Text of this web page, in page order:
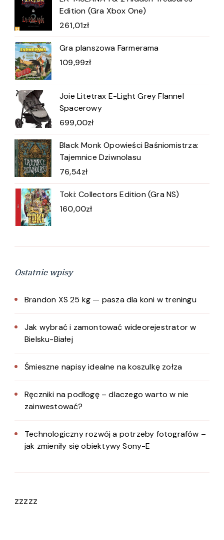
Edition (Gra Xbox One)
261,01zł
Gra planszowa Farmerama
109,99zł
Joie Litetrax E-Light Grey Flannel
Spacerowy
699,00zł
Black Monk Opowieści Baśniomistrza:
Tajemnice Dziwnolasu
76,54zł
Toki: Collectors Edition (Gra NS)
160,00zł
Ostatnie wpisy
Brandon XS 25 kg — pasza dla koni w treningu
Jak wybrać i zamontować wideorejestrator w
Bielsku-Białej
Śmieszne napisy idealne na koszulkę zołza
Ręczniki na podłogę – dlaczego warto w nie
zainwestować?
Technologiczny rozwój a potrzeby fotografów –
jak zmieniły się obiektywy Sony-E
zzzzz